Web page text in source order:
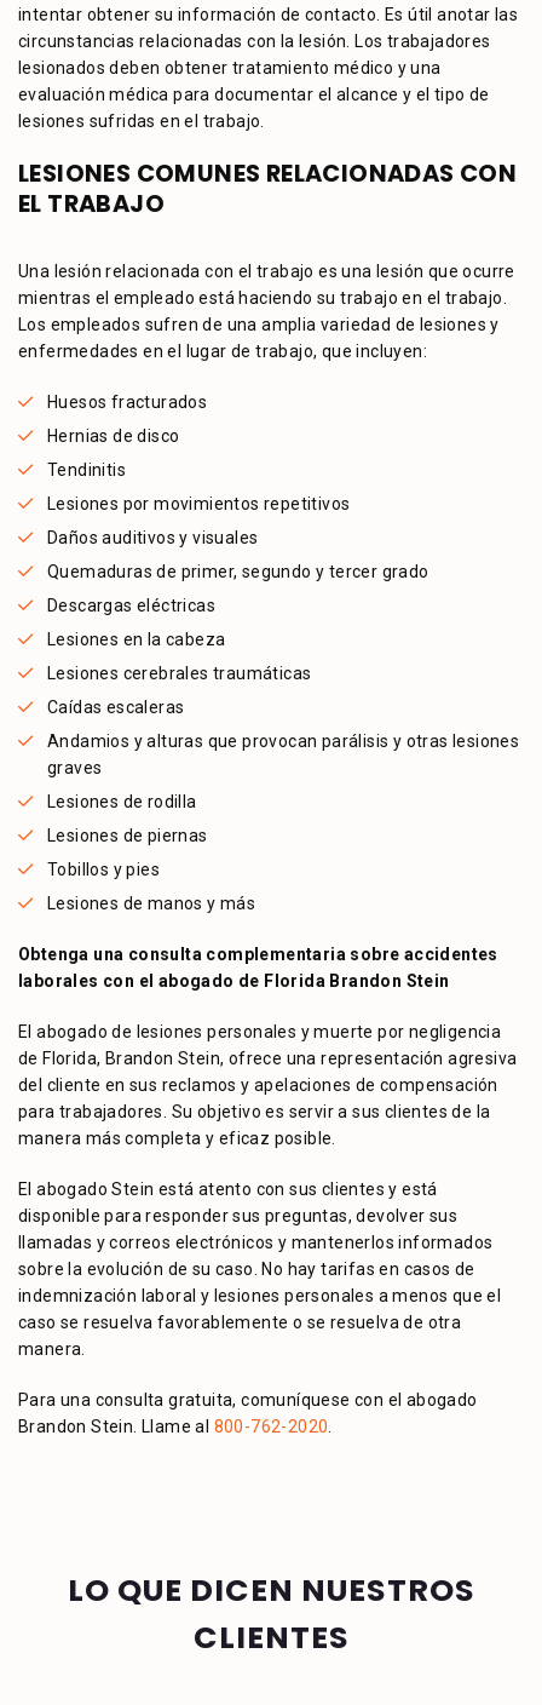
intentar obtener su información de contacto. Es útil anotar las
circunstancias relacionadas con la lesión. Los trabajadores
lesionados deben obtener tratamiento médico y una
evaluación médica para documentar el alcance y el tipo de
lesiones sufridas en el trabajo.
LESIONES COMUNES RELACIONADAS CON
EL TRABAJO
Una lesión relacionada con el trabajo es una lesión que ocurre
mientras el empleado está haciendo su trabajo en el trabajo.
Los empleados sufren de una amplia variedad de lesiones y
enfermedades en el lugar de trabajo, que incluyen:
Huesos fracturados
Hernias de disco
Tendinitis
Lesiones por movimientos repetitivos
Daños auditivos y visuales
Quemaduras de primer, segundo y tercer grado
Descargas eléctricas
Lesiones en la cabeza
Lesiones cerebrales traumáticas
Caídas escaleras
Andamios y alturas que provocan parálisis y otras lesiones
graves
Lesiones de rodilla
Lesiones de piernas
Tobillos y pies
Lesiones de manos y más
Obtenga una consulta complementaria sobre accidentes
laborales con el abogado de Florida Brandon Stein
El abogado de lesiones personales y muerte por negligencia
de Florida, Brandon Stein, ofrece una representación agresiva
del cliente en sus reclamos y apelaciones de compensación
para trabajadores. Su objetivo es servir a sus clientes de la
manera más completa y eficaz posible.
El abogado Stein está atento con sus clientes y está
disponible para responder sus preguntas, devolver sus
llamadas y correos electrónicos y mantenerlos informados
sobre la evolución de su caso. No hay tarifas en casos de
indemnización laboral y lesiones personales a menos que el
caso se resuelva favorablemente o se resuelva de otra
manera.
Para una consulta gratuita, comuníquese con el abogado
Brandon Stein. Llame al 800-762-2020
LO QUE DICEN NUESTROS
CLIENTES